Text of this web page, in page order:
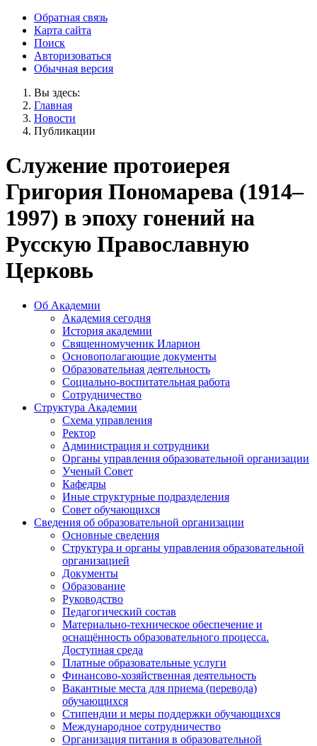
Обратная связь
Карта сайта
Поиск
Авторизоваться
Обычная версия
Вы здесь:
Главная
Новости
Публикации
Служение протоиерея
Григория Пономарева (1914–
1997) в эпоху гонений на
Русскую Православную
Церковь
Об Академии
Академия сегодня
История академии
Священномученик Иларион
Основополагающие документы
Образовательная деятельность
Социально-воспитательная работа
Сотрудничество
Структура Академии
Схема управления
Ректор
Администрация и сотрудники
Органы управления образовательной организации
Ученый Совет
Кафедры
Иные структурные подразделения
Совет обучающихся
Сведения об образовательной организации
Основные сведения
Структура и органы управления образовательной
организацией
Документы
Образование
Руководство
Педагогический состав
Материально-техническое обеспечение и
оснащённость образовательного процесса.
Доступная среда
Платные образовательные услуги
Финансово-хозяйственная деятельность
Вакантные места для приема (перевода)
обучающихся
Стипендии и меры поддержки обучающихся
Международное сотрудничество
Организация питания в образовательной